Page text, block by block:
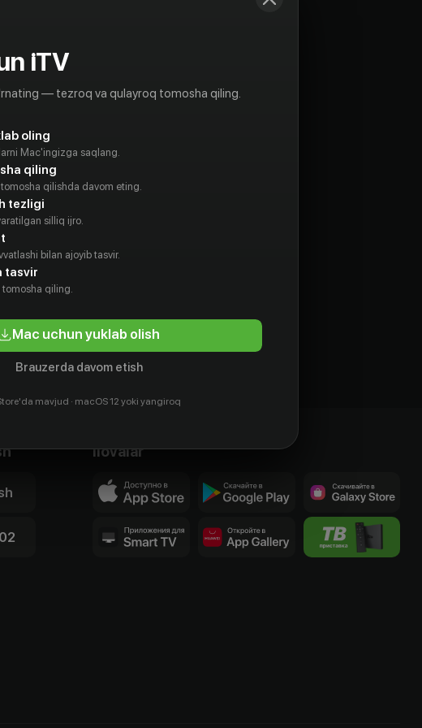
Ilovalar
iTV
— tezroq va qulayroq tomosha qiling.
oling
Mac'ingizga saqlang.
qiling
tomosha qilishda davom eting.
tezligi
silliq ijro.
bilan ajoyib tasvir.
tasvir
tomosha qiling.
Mac uchun yuklab olish
Brauzerda davom etish
mavjud · macOS 12 yoki yangiroq